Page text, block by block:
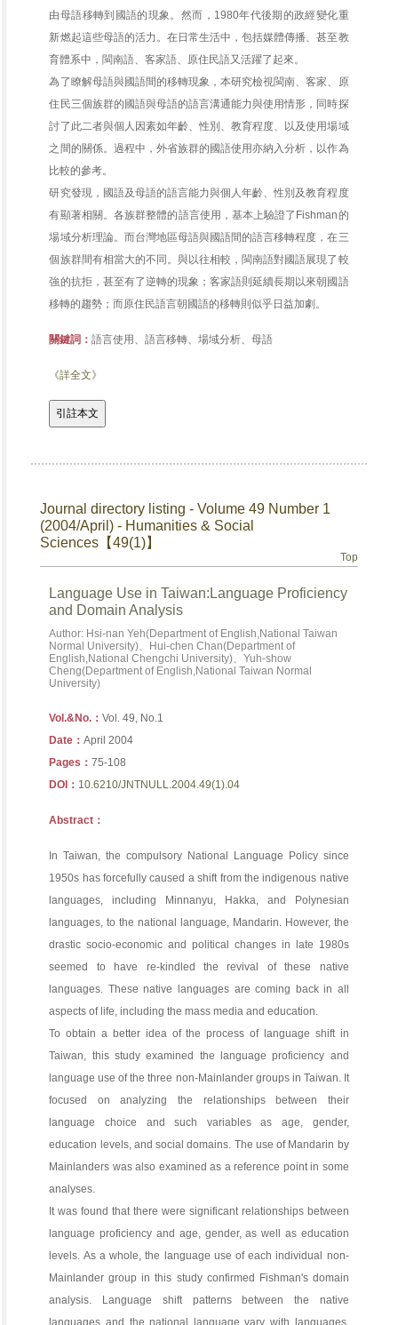
由母語移轉到國語的現象。然而，1980年代後期的政經變化重
新燃起這些母語的活力。在日常生活中，包括媒體傳播、甚至教
育體系中，閩南語、客家語、原住民語又活躍了起來。
為了瞭解母語與國語間的移轉現象，本研究檢視閩南、客家、原
住民三個族群的國語與母語的語言溝通能力與使用情形，同時探
討了此二者與個人因素如年齡、性別、教育程度、以及使用場域
之間的關係。過程中，外省族群的國語使用亦納入分析，以作為
比較的參考。
研究發現，國語及母語的語言能力與個人年齡、性別及教育程度
有顯著相關。各族群整體的語言使用，基本上驗證了Fishman的
場域分析理論。而台灣地區母語與國語間的語言移轉程度，在三
個族群間有相當大的不同。與以往相較，閩南語對國語展現了較
強的抗拒，甚至有了逆轉的現象；客家語則延續長期以來朝國語
移轉的趨勢；而原住民語言朝國語的移轉則似乎日益加劇。
關鍵詞：語言使用、語言移轉、場域分析、母語
《詳全文》
Journal directory listing - Volume 49 Number 1
(2004/April) - Humanities & Social
Sciences【49(1)】
Top
Language Use in Taiwan:Language Proficiency
and Domain Analysis
Author: Hsi-nan Yeh(Department of English,National Taiwan
Normal University)、Hui-chen Chan(Department of
English,National Chengchi University)、Yuh-show
Cheng(Department of English,National Taiwan Normal
University)
Vol.&No.：Vol. 49, No.1
Date：April 2004
Pages：75-108
DOI： 10.6210/JNTNULL.2004.49(1).04
Abstract：
In Taiwan, the compulsory National Language Policy since
1950s has forcefully caused a shift from the indigenous native
languages, including Minnanyu, Hakka, and Polynesian
languages, to the national language, Mandarin. However, the
drastic socio-economic and political changes in late 1980s
seemed to have re-kindled the revival of these native
languages. These native languages are coming back in all
aspects of life, including the mass media and education.
To obtain a better idea of the process of language shift in
Taiwan, this study examined the language proficiency and
language use of the three non-Mainlander groups in Taiwan. It
focused on analyzing the relationships between their
language choice and such variables as age, gender,
education levels, and social domains. The use of Mandarin by
Mainlanders was also examined as a reference point in some
analyses.
It was found that there were significant relationships between
language proficiency and age, gender, as well as education
levels. As a whole, the language use of each individual non-
Mainlander group in this study confirmed Fishman's domain
analysis. Language shift patterns between the native
languages and the national language vary with languages,